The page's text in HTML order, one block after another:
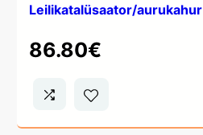
Leilikatalüsaator/aurukahur
86.80€